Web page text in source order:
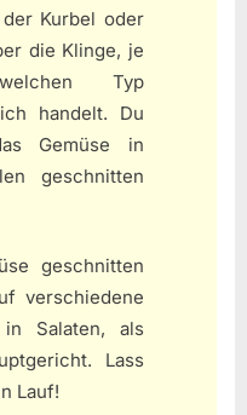
Kurbel oder
die Klinge, je
Typ
handelt. Du
Gemüse in
geschnitten
geschnitten
verschiedene
Salaten, als
Lass
Lauf!